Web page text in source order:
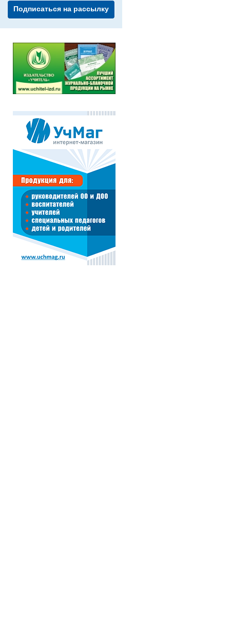
Подписаться на рассылку